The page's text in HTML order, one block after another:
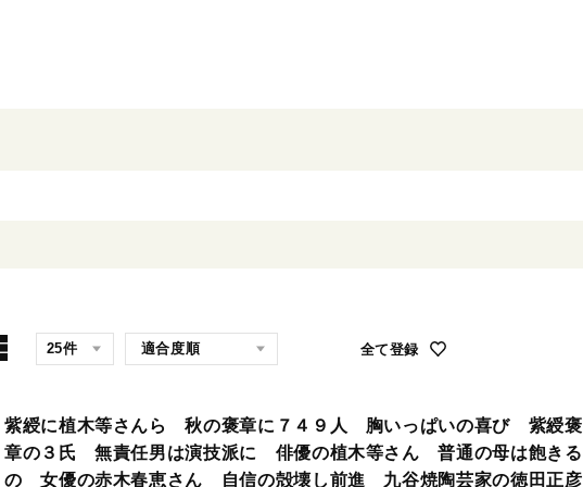
全て登録
紫綬に植木等さんら 秋の褒章に７４９人 胸いっぱいの喜び 紫綬褒
章の３氏 無責任男は演技派に 俳優の植木等さん 普通の母は飽きる
の 女優の赤木春恵さん 自信の殻壊し前進 九谷焼陶芸家の徳田正彦